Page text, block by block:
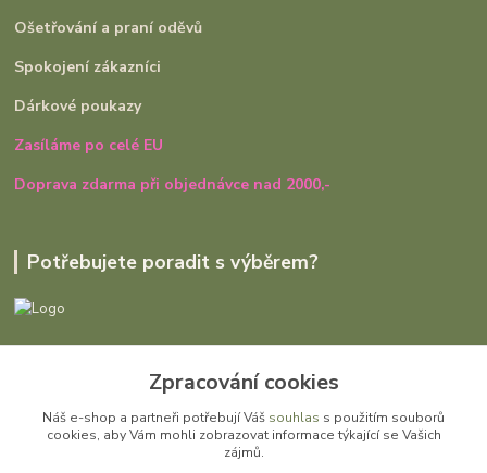
Ošetřování a praní oděvů
Spokojení zákazníci
Dárkové poukazy
Zasíláme po celé EU
Doprava zdarma při objednávce nad 2000,-
Potřebujete poradit s výběrem?
+420 727 979 401
info@gomi.cz
Zpracování cookies
Náš e-shop a partneři potřebují Váš souhlas s použitím souborů
cookies, aby Vám mohli zobrazovat informace týkající se Vašich
zájmů.